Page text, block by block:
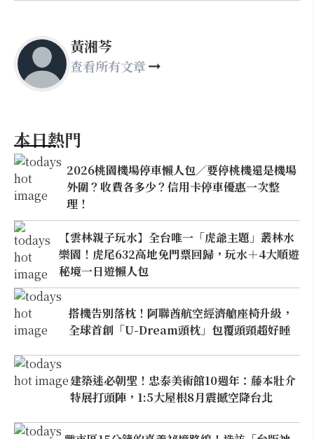
黃湘芩
查看所有文章
本日熱門
2026桃園機場停車懶人包／要停桃機還是機場
外圍？收費各多少？信用卡停車優惠一次整
理！
【雲林親子玩水】全台唯一「虎爺主題」叢林水
樂園！虎尾632高地免門票回歸，玩水＋4大順遊
秘境一日遊懶人包
搭機告別落枕！阿聯酋航空經濟艙座椅升級，
全球首創「U-Dream頭枕」包覆頭頸超好睡
建築迷必朝聖！忠泰美術館10週年：藤本壯介
特展打頭陣，1:5大屋根8月震撼空降台北